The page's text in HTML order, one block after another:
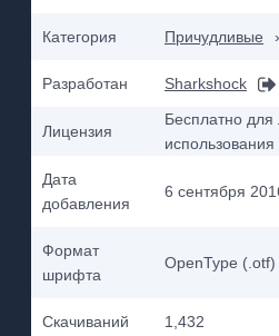
Категория Причудливые ›
Разработан Sharkshock
Лицензия
Бесплатно для
использования
Дата
добавления
6 сентября
Формат
шрифта
OpenType (.otf)
Скачиваний 1,432